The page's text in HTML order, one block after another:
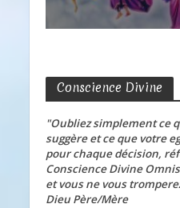
Conscience Divine
"Oubliez simplement ce
suggère et ce que votre
pour chaque décision,
Conscience Divine
et vous ne vous
Dieu Père/Mère